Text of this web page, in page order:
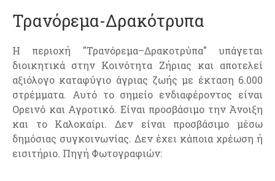
Τρανόρεμα-Δρακότρυπα
Η περιοχή "Τρανόρεμα–Δρακοτρύπα" υπάγεται
διοικητικά στην Κοινότητα Ζήριας και αποτελεί
αξιόλογο καταφύγιο άγριας ζωής με έκταση 6.000
στρέμματα. Αυτό το σημείο ενδιαφέροντος είναι
Ορεινό και Αγροτικό. Είναι προσβάσιμο την Άνοιξη
και το Καλοκαίρι. Δεν είναι προσβάσιμο μέσω
δημόσιας συγκοινωνίας. Δεν έχει κάποια χρέωση ή
εισιτήριο. Πηγή Φωτογραφιών: